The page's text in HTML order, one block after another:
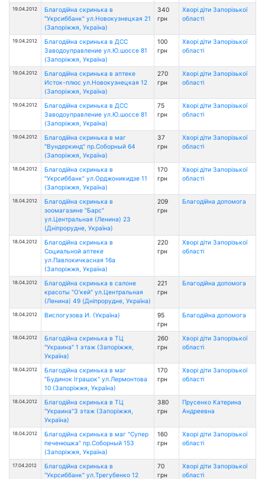
19.04.2012
Благодійна скринька в
"Укрсиббанк" ул.Новокузнецкая 21
(Запоріжжя, Україна)
340
грн
Хворі діти Запорізької
області
19.04.2012
Благодійна скринька в ДСС
Заводоуправление ул.Ю.шоссе 81
(Запоріжжя, Україна)
100
грн
Хворі діти Запорізької
області
19.04.2012
Благодійна скринька в аптеке
Исток-плюс ул.Новокузнецкая 12
(Запоріжжя, Україна)
270
грн
Хворі діти Запорізької
області
19.04.2012
Благодійна скринька в ДСС
Заводоуправление ул.Ю.шоссе 81
(Запоріжжя, Україна)
75
грн
Хворі діти Запорізької
області
19.04.2012
Благодійна скринька в маг
"Вундеркинд" пр.Соборный 64
(Запоріжжя, Україна)
37
грн
Хворі діти Запорізької
області
18.04.2012
Благодійна скринька в
"Укрсиббанк" ул.Орджоникидзе 11
(Запоріжжя, Україна)
170
грн
Хворі діти Запорізької
області
18.04.2012
Благодійна скринька в
зоомагазине "Барс"
ул.Центральная (Ленина) 23
(Дніпрорудне, Україна)
209
грн
Благодійна допомога
18.04.2012
Благодійна скринька в
Социальной аптеке
ул.Павлокичкасная 16а
(Запоріжжя, Україна)
220
грн
Хворі діти Запорізької
області
18.04.2012
Благодійна скринька в салоне
красоты "О'кей" ул.Центральная
(Ленина) 49 (Дніпрорудне, Україна)
221
грн
Благодійна допомога
18.04.2012 Вислогузова И. (Україна)
95
грн
Благодійна допомога
18.04.2012
Благодійна скринька в ТЦ
"Украина" 1 этаж (Запоріжжя,
Україна)
260
грн
Хворі діти Запорізької
області
18.04.2012
Благодійна скринька в маг
"Будинок Іграшок" ул.Лермонтова
10 (Запоріжжя, Україна)
170
грн
Хворі діти Запорізької
області
18.04.2012
Благодійна скринька в ТЦ
"Украина"3 этаж (Запоріжжя,
Україна)
380
грн
Прусенко Катерина
Андреевна
18.04.2012
Благодійна скринька в маг "Супер
печенюшка" пр.Соборный 153
(Запоріжжя, Україна)
160
грн
Хворі діти Запорізької
області
17.04.2012
Благодійна скринька в
"Укрсиббанк" ул.Трегубенко 12
70
грн
Хворі діти Запорізької
області